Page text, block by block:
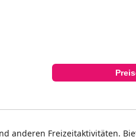
anderen Freizeitaktivitäten.